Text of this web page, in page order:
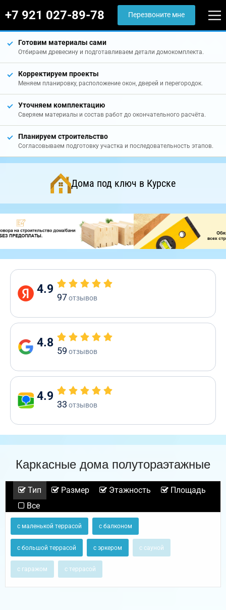
+7 921 027-89-78 Перезвоните мне
Готовим материалы сами
Отбираем древесину и подготавливаем детали домокомплекта.
Корректируем проекты
Меняем планировку, расположение окон, дверей и перегородок.
Уточняем комплектацию
Сверяем материалы и состав работ до окончательного расчёта.
Планируем строительство
Согласовываем подготовку участка и последовательность этапов.
Дома под ключ в Курске
4.9
97отзывов
4.8
59 отзывов
4.9
33 отзывов
Каркасные дома полутораэтажные
Тип Размер Этажность
Площадь
Все
с маленькой террасой с балконом
с большой террасой с эркером с сауной
с гаражом с террасой